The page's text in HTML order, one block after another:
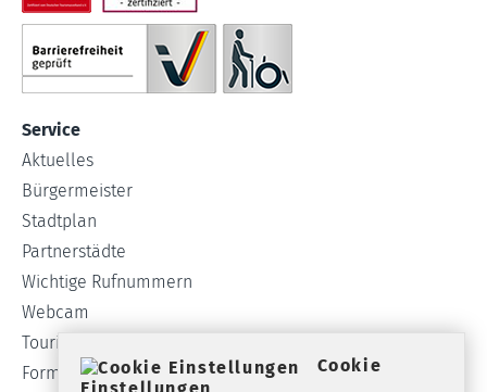
Service
Aktuelles
Bürgermeister
Stadtplan
Partnerstädte
Wichtige Rufnummern
Webcam
Tourist-Info
Formulare
Cookie
Einstellungen